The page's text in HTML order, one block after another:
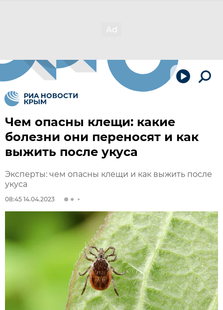
Чем опасны клещи: какие
болезни они переносят и как
выжить после укуса
Эксперты: чем опасны клещи и как выжить после
укуса
08:45 14.04.2023